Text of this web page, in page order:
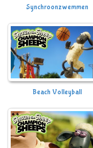
Synchroonzwemmen
Beach Volleyball